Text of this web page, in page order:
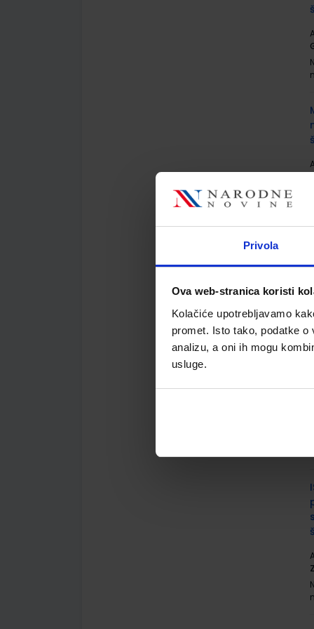
Privola
Ova web-stranica koristi
Kolačiće upotrebljavamo
promet. Isto tako, podatke
analizu, a oni ih mogu
usluge.